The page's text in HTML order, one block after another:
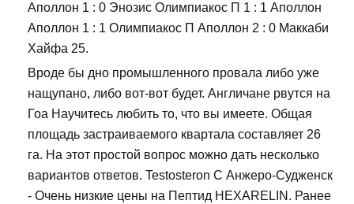
Аполлон 1 : 0 Энозис Олимпиакос П 1 : 1 Аполлон
Аполлон 1 : 1 Олимпиакос П Аполлон 2 : 0 Маккаби
Хайфа 25.
Вроде бы дно промышленного провала либо уже
нащупано, либо вот-вот будет. Англичане рвутся на
Гоа Научитесь любить то, что вы имеете. Общая
площадь застраиваемого квартала составляет 26
га. На этот простой вопрос можно дать несколько
вариантов ответов. Testosteron C Анжеро-Судженск
- Очень низкие цены на Пептид HEXARELIN. Ранее